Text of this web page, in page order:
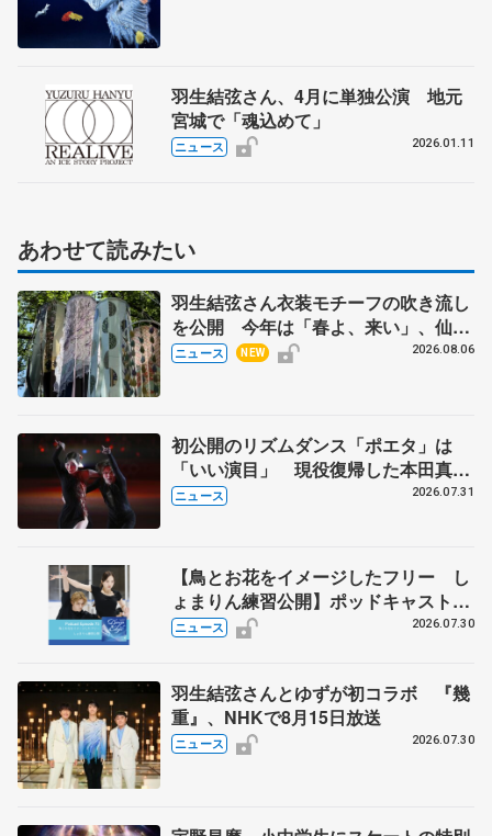
羽生結弦さん、4月に単独公演 地元
宮城で「魂込めて」
ニュース 2026.01.11
あわせて読みたい
羽生結弦さん衣装モチーフの吹き流し
を公開 今年は「春よ、来い」、仙台
の瑞鳳殿
ニュース NEW 2026.08.06
初公開のリズムダンス「ポエタ」は
「いい演目」 現役復帰した本田真
凜、宇野昌磨組がアイスショー
ニュース 2026.07.31
【鳥とお花をイメージしたフリー し
ょまりん練習公開】ポッドキャスト
#75を配信
ニュース 2026.07.30
羽生結弦さんとゆずが初コラボ 『幾
重』、NHKで8月15日放送
ニュース 2026.07.30